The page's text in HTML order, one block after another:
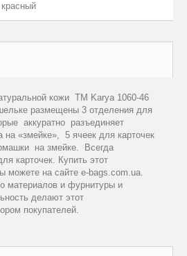
красный
кожи TM Karya 1060-46
размещены 3 отделения для
аккуратно разъединяет
на «змейке», 5 ячеек для карточек
на змейке. Всегда
карточек. Купить этот
можете на сайте e-bags.com.ua.
материалов и фурнитуры и
делают этот
покупателей.